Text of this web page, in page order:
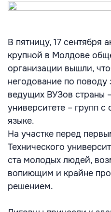
В пятницу, 17 сентября
крупной в Молдове
организации вышли,
негодование по
ведущих ВУЗов страны
университете – групп
языке.
На участке перед
Технического
ста молодых людей,
вопиющим и крайне
решением.